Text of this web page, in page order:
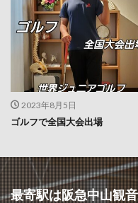
2023年8月5日
ゴルフで全国大会出場
最寄駅は阪急中山観